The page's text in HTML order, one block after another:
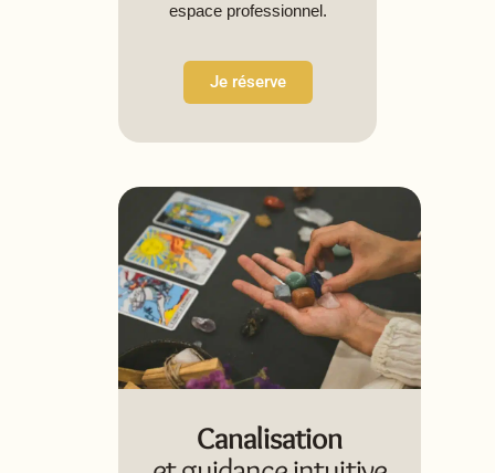
espace professionnel.
Je réserve
Canalisation